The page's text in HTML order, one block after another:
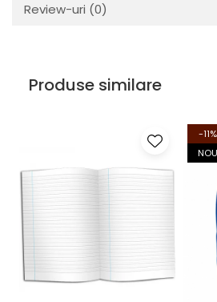
Review-uri (0)
Produse similare
-11%
NOU